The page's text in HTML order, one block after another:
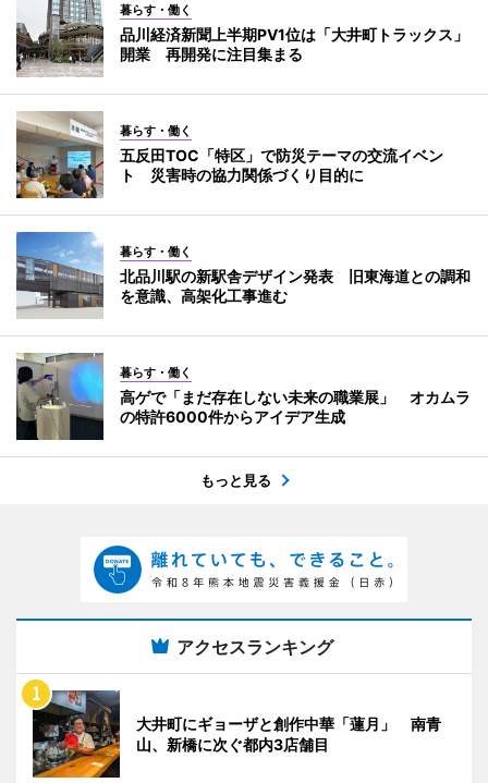
暮らす・働く
品川経済新聞上半期PV1位は「大井町トラックス」
開業 再開発に注目集まる
暮らす・働く
五反田TOC「特区」で防災テーマの交流イベン
ト 災害時の協力関係づくり目的に
暮らす・働く
北品川駅の新駅舎デザイン発表 旧東海道との調和
を意識、高架化工事進む
暮らす・働く
高ゲで「まだ存在しない未来の職業展」 オカムラ
の特許6000件からアイデア生成
もっと見る
アクセスランキング
大井町にギョーザと創作中華「蓮月」 南青
山、新橋に次ぐ都内3店舗目